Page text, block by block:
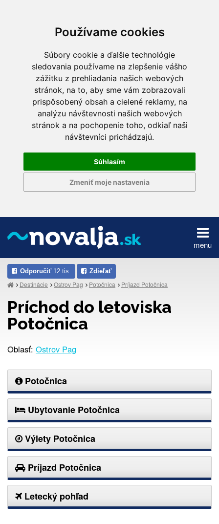
Používame cookies
Súbory cookie a ďalšie technológie
sledovania používame na zlepšenie vášho
zážitku z prehliadania našich webových
stránok, na to, aby sme vám zobrazovali
prispôsobený obsah a cielené reklamy, na
analýzu návštevnosti našich webových
stránok a na pochopenie toho, odkiaľ naši
návštevníci prichádzajú.
Súhlasím
Zmeniť moje nastavenia
menu
Odporučiť12 tis. Zdieľať
Destinácie Ostrov Pag Potočnica Príjazd Potočnica
Príchod do letoviska
Potočnica
Oblasť: Ostrov Pag
Potočnica
Ubytovanie Potočnica
Výlety Potočnica
Príjazd Potočnica
Letecký pohľad